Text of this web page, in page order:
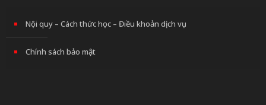
Nội quy – Cách thức học – Điều khoản dịch vụ
Chính sách bảo mật